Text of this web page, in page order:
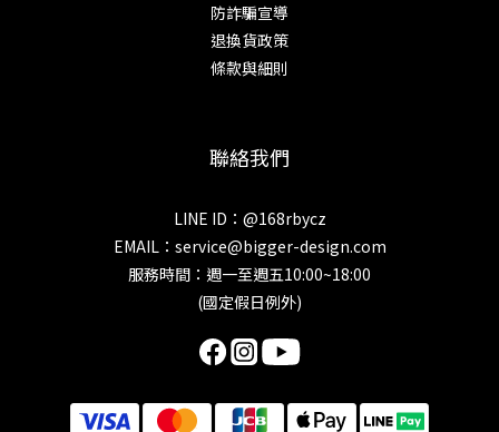
防詐騙宣導
退換貨政策
條款與細則
聯絡我們
LINE ID：@168rbycz
EMAIL： service@bigger-design.com
服務時間：週一至週五10:00~18:00
(國定假日例外)